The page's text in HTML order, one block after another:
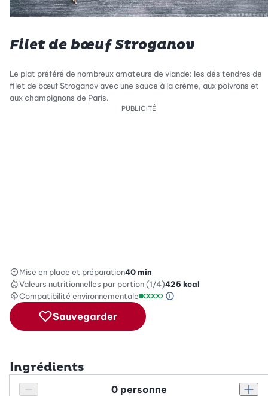
Filet de bœuf Stroganov
Le plat préféré de nombreux amateurs de viande: les dés tendres de
filet de bœuf Stroganov avec une sauce à la crème, aux poivrons et
aux champignons de Paris.
PUBLICITÉ
Mise en place et préparation40 min
Valeurs nutritionnelles par portion (1/4)425 kcal
Compatibilité environnementale
Échelle de compatibilité
Information sur
Sauvegarder
Ingrédients